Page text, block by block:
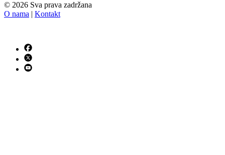
© 2026 Sva prava zadržana
O nama | Kontakt